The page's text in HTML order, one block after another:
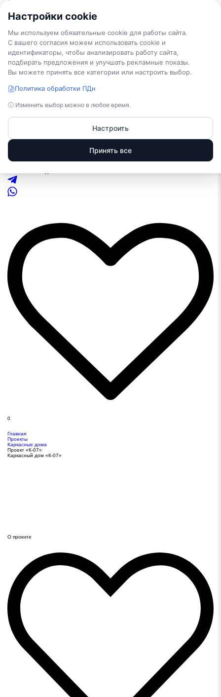
TEPLOWOOD
.COM
Проекты
Дома из бруса
Каркасные бани
Бани из бруса
Услуги
Проектирование домов
Фундамент для дома
Установка септиков
Наши работы
Оформление
О нас
+7 (921) 022-63-31
Заказать звонок
E-mail
г. Пестово, Устюженское шоссе д. 4/5
0
Главная
Проекты
Каркасные дома
Проект «К-07»
Каркасный дом «К-07»
О проекте
Настройки cookie
Мы используем обязательные cookie для работы сайта.
С вашего согласия можем использовать cookie и
идентификаторы, чтобы анализировать работу сайта,
подбирать предложения и улучшать рекламные показы.
Вы можете принять все категории или настроить выбор.
Политика обработки ПДн
ⓘ Изменить выбор можно в любое время.
Настроить
Принять все